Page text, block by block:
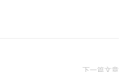
下一篇文章